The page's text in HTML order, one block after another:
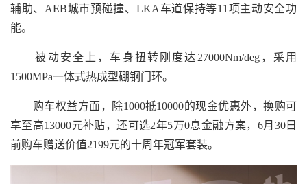
辅助、AEB城市预碰撞、LKA车道保持等11项主动安全功
能。
被动安全上，车身扭转刚度达27000Nm/deg，采用
1500MPa一体式热成型硼钢门环。
购车权益方面，除1000抵10000的现金优惠外，换购可
享至高13000元补贴，还可选2年5万0息金融方案，6月30日
前购车赠送价值2199元的十周年冠军套装。